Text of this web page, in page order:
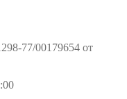
77/00179654 от